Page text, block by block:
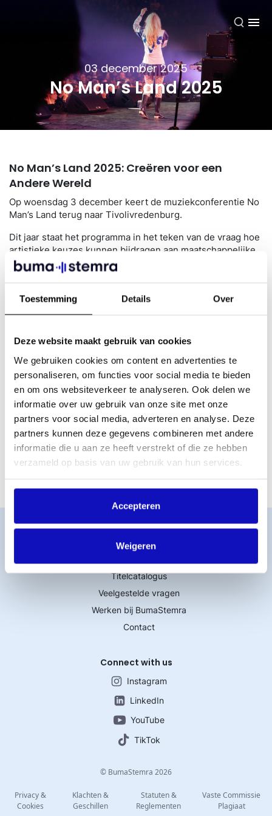
Toestemming Details Over
Deze website maakt gebruik van cookies
We gebruiken cookies om content en advertenties te
personaliseren, om functies voor social media te bieden
en om ons websiteverkeer te analyseren. Ook delen we
informatie over uw gebruik van onze site met onze
partners voor social media, adverteren en analyse. Deze
partners kunnen deze gegevens combineren met andere
informatie die u aan ze heeft verstrekt of die ze hebben
verzameld op basis van uw gebruik van hun services.
Accepteren
Weigeren
No Man’s Land 2025
03 december 2025
No Man’s Land 2025: Creëren voor een
Andere Wereld
Op woensdag 3 december keert de muziekconferentie No
Man’s Land terug naar Tivolivredenburg.
Dit jaar staat het programma in het teken van de vraag hoe
artistieke keuzes kunnen bijdragen aan maatschappelijke
verandering. Van artistiek activisme tot mentale
gezondheid, en van alternatieve programmering buiten
publiek te bereiken.
makers en één voor professionals. Daarnaast biedt No
Man’s Land een rijk programma met panels, workshops,
keynotes en showcases waarin de nieuwe generatie
makers zich presenteert. Ook keren het Spreekuur en de
demopanels terug.
Lees meer over het programma en de
kaartverkoop op:
enternomansland.nl/conferentie/programma
Word lid
MijnBumaStemra
Titelcatalogus
Veelgestelde vragen
Werken bij BumaStemra
Contact
Connect with us
Instagram
LinkedIn
YouTube
TikTok
© BumaStemra 2026
Privacy &
Cookies
Klachten &
Geschillen
Statuten &
Reglementen
Vaste Commissie
Plagiaat